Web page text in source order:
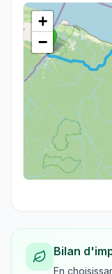
+
−
Bilan
En